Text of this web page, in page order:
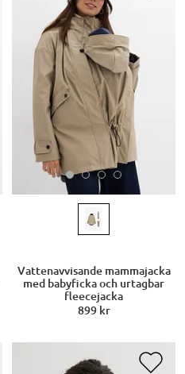
Vattenavvisande mammajacka
med babyficka och urtagbar
fleecejacka
899 kr